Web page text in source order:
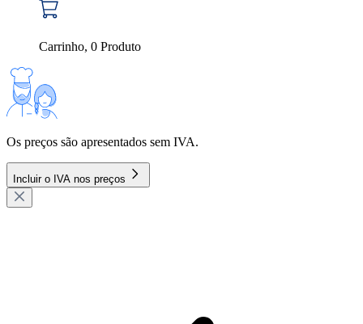
Carrinho, 0 Produto
Os preços são apresentados sem IVA.
Incluir o IVA nos preços